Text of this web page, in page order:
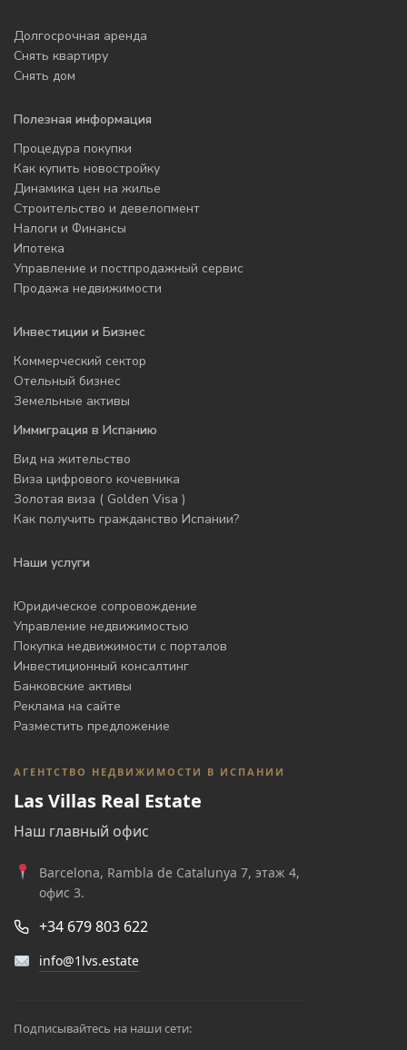
Долгосрочная аренда
Снять квартиру
Снять дом
Полезная информация
Процедура покупки
Как купить новостройку
Динамика цен на жилье
Строительство и девелопмент
Налоги и Финансы
Ипотека
Управление и постпродажный сервис
Продажа недвижимости
Инвестиции и Бизнес
Коммерческий сектор
Отельный бизнес
Земельные активы
Иммиграция в Испанию
Вид на жительство
Виза цифрового кочевника
Золотая виза ( Golden Visa )
Как получить гражданство Испании?
Наши услуги
Юридическое сопровождение
Управление недвижимостью
Покупка недвижимости с порталов
Инвестиционный консалтинг
Банковские активы
Реклама на сайте
Разместить предложение
АГЕНТСТВО НЕДВИЖИМОСТИ В ИСПАНИИ
Las Villas Real Estate
Наш главный офис
Barcelona, Rambla de Catalunya 7, этаж 4,
офис 3.
+34 679 803 622
info@1lvs.estate
Подписывайтесь на наши сети: